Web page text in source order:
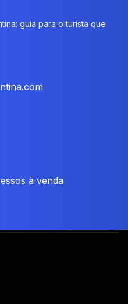
guia para o turista que
à venda